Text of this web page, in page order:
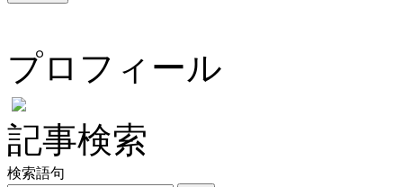
プロフィール
記事検索
検索語句